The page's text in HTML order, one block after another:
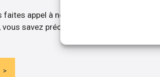
faites appel à notre entreprise pour
, vous savez précisément quand le coût des